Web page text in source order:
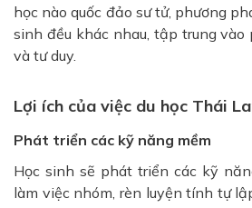
học nào quốc đảo sư tử, phương
sinh đều khác nhau, tập trung
và tư duy.
Lợi ích của việc du học Thái
Phát triển các kỹ năng mềm
Học sinh sẽ phát triển các kỹ
làm việc nhóm, rèn luyện tính tự